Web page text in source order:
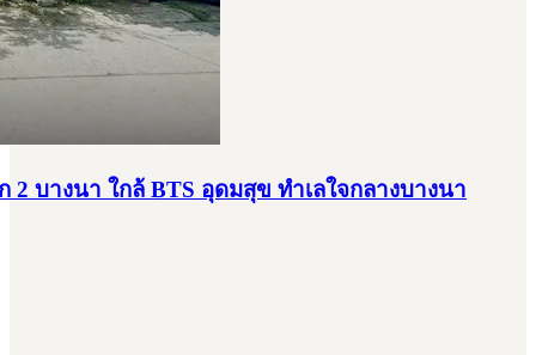
บางนา ใกล้ BTS อุดมสุข ทำเลใจกลางบางนา